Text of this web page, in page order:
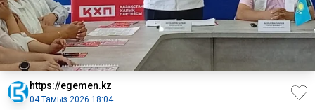
https://egemen.kz
04 Тамыз 2026 18:04